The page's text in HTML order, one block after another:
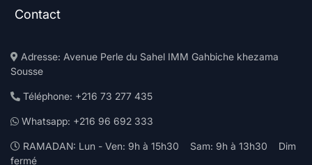
Contact
Adresse: Avenue Perle du Sahel IMM Gahbiche khezama
Sousse
Téléphone: +216 73 277 435
Whatsapp: +216 96 692 333
RAMADAN: Lun - Ven: 9h à 15h30 Sam: 9h à 13h30 Dim
fermé